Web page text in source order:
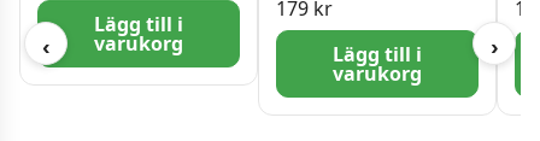
‹
Lägg till i
varukorg
179 kr
Lägg till i
varukorg
›